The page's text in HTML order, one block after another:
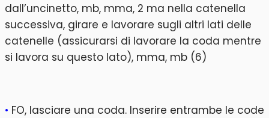
dall’uncinetto, mb, mma, 2 ma nella catenella
successiva, girare e lavorare sugli altri lati delle
catenelle (assicurarsi di lavorare la coda mentre
si lavora su questo lato), mma, mb (6)
• FO, lasciare una coda. Inserire entrambe le code